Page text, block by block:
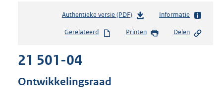
Authentieke versie (PDF)b
s
Informatie
Gerelateerd Printen Delen
21 501-04
Ontwikkelingsraad